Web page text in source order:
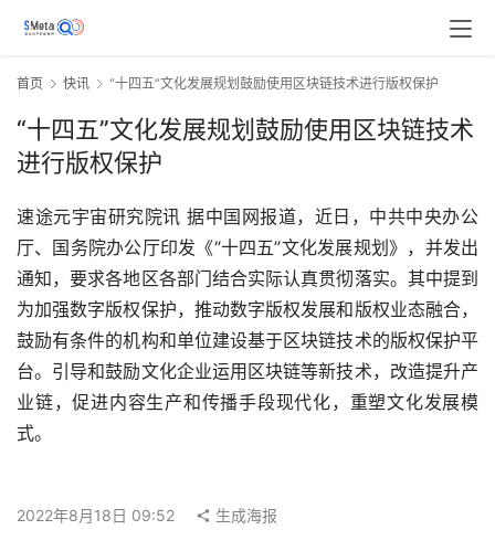
首页 快讯 “十四五”文化发展规划鼓励使用区块链技术进行版权保护
“十四五”文化发展规划鼓励使用区块链技术
进行版权保护
速途元宇宙研究院讯 据中国网报道，近日，中共中央办公
厅、国务院办公厅印发《“十四五”文化发展规划》，并发出
通知，要求各地区各部门结合实际认真贯彻落实。其中提到
为加强数字版权保护，推动数字版权发展和版权业态融合，
鼓励有条件的机构和单位建设基于区块链技术的版权保护平
台。引导和鼓励文化企业运用区块链等新技术，改造提升产
业链，促进内容生产和传播手段现代化，重塑文化发展模
式。
2022年8月18日 09:52 生成海报